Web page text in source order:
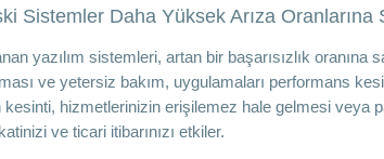
Sistemler Daha Yüksek Arıza Oranlarına
yazılım sistemleri, artan bir başarısızlık
ve yetersiz bakım, uygulamaları performans
kesinti, hizmetlerinizin erişilemez hale gelmesi veya
ve ticari itibarınızı etkiler.